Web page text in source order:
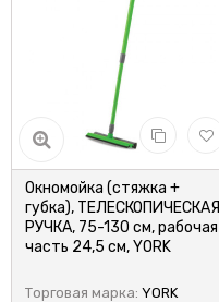
Окномойка (стяжка +
губка), ТЕЛЕСКОПИЧЕСКАЯ
РУЧКА, 75-130 см, рабочая
часть 24,5 см, YORK
Торговая марка: YORK